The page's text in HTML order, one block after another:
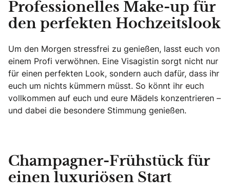
Professionelles Make-up für
den perfekten Hochzeitslook
Um den Morgen stressfrei zu genießen, lasst euch von
einem Profi verwöhnen. Eine Visagistin sorgt nicht nur
für einen perfekten Look, sondern auch dafür, dass ihr
euch um nichts kümmern müsst. So könnt ihr euch
vollkommen auf euch und eure Mädels konzentrieren –
und dabei die besondere Stimmung genießen.
Champagner-Frühstück für
einen luxuriösen Start